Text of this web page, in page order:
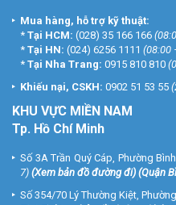
Mua hàng, hỗ trợ kỹ thuật:
* Tại HCM: (028) 35 166 166
* Tại HN: (024) 6256 1111 (08:00
* Tại Nha Trang: 0915 810 810
Khiếu nại, CSKH: 0902 51 53 55
KHU VỰC MIỀN NAM
Tp. Hồ Chí Minh
Số 3A Trần Quý Cáp, Phường
7) (Xem bản đồ đường đi) (Quận
Số 354/70 Lý Thường Kiệt,